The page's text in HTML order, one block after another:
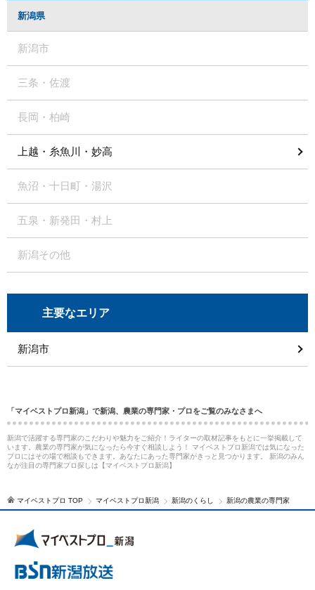
新潟県
新潟市
三条・佐渡
長岡・柏崎
上越・糸魚川・妙高
魚沼・十日町・湯沢
五泉・新発田・村上
新潟その他
主要なエリア
新潟市
「マイベストプロ新潟」で新潟、農業の専門家・プロをご覧のみなさまへ
新潟で活躍する専門家のこだわりや魅力をご紹介！ライターの取材記事をもとに一挙掲載して
います。農業の専門家が気になったら今すぐ相談しよう！ マイベストプロ新潟では気になった
プロにはその場で相談もできます。あなたにあった専門家がきっと見つかります。 新潟のみん
なが注目の専門家プロ探しは【マイベストプロ新潟】
マイベストプロ TOP マイベストプロ新潟 新潟のくらし 新潟の農業の専門家